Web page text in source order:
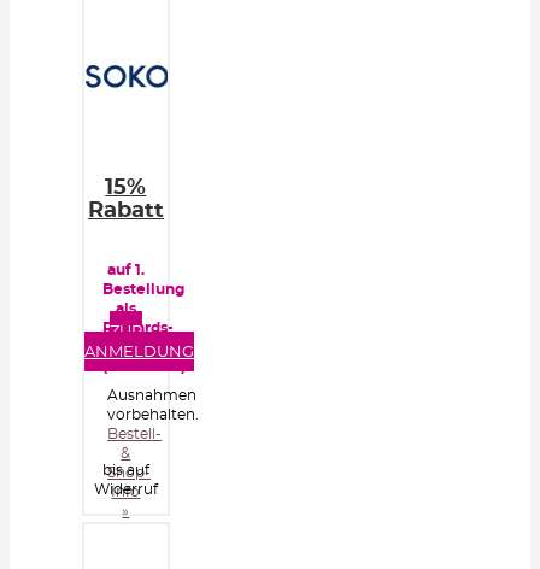
15%
Rabatt
auf 1.
Bestellung
als
Rewards-
Kunde
ZUR
ANMELDUNG
Ausnahmen
vorbehalten.
Bestell-
&
Shop-
Info
»
bis auf
Widerruf